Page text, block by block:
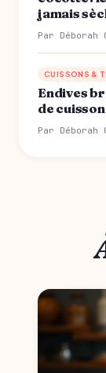
jamais
Par Déborah
CUISSONS &
Endives
de
Par